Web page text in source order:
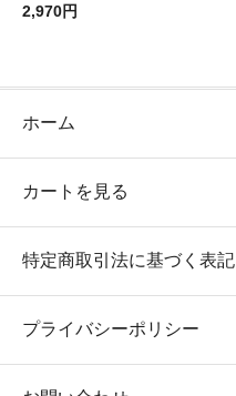
2,970円
ホーム
カートを見る
特定商取引法に基づく表記
プライバシーポリシー